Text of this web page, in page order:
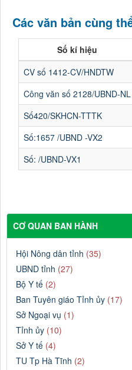
Các văn bản cùng
Số kí hiệu
CV số 1412-CV/HNDTW
Công văn số 2128/UBND-NL
Số420/SKHCN-TTTK
Số:1657 /UBND -VX2
Số: /UBND-VX1
CƠ QUAN BAN HÀNH
Hội Nông dân tỉnh (35)
UBND tỉnh (27)
Bộ Y tế (2)
Ban Tuyên giáo Tỉnh ủy (17)
Sở Ngoại vụ (1)
Tỉnh ủy (10)
Sở Y tế (4)
TU Tp Hà Tĩnh (2)